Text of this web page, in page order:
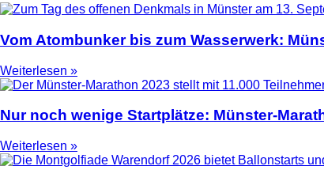
Vom Atombunker bis zum Wasserwerk:
Weiterlesen »
Nur noch wenige Startplätze: Münster-
Weiterlesen »